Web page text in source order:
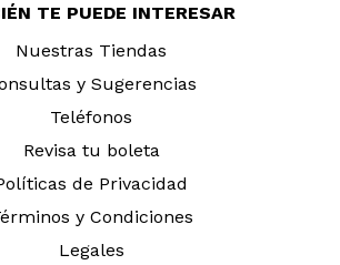
TE PUEDE INTERESAR
Nuestras Tiendas
y Sugerencias
Teléfonos
Revisa tu boleta
de Privacidad
y Condiciones
Legales